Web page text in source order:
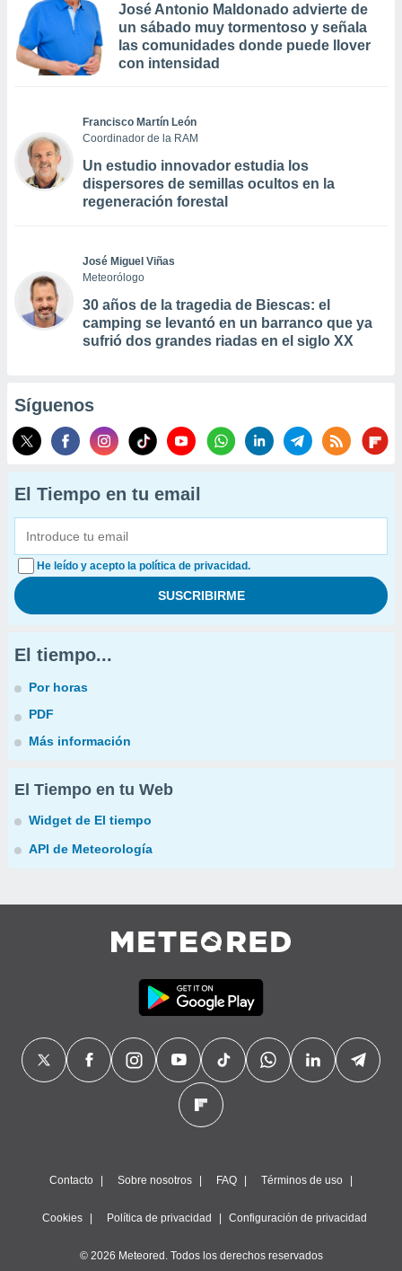
José Antonio Maldonado advierte de
un sábado muy tormentoso y señala
las comunidades donde puede llover
con intensidad
Francisco Martín León
Coordinador de la RAM
Un estudio innovador estudia los
dispersores de semillas ocultos en la
regeneración forestal
José Miguel Viñas
Meteorólogo
30 años de la tragedia de Biescas: el
camping se levantó en un barranco que ya
sufrió dos grandes riadas en el siglo XX
Síguenos
El Tiempo en tu email
He leído y acepto la política de privacidad.
El tiempo...
Por horas
PDF
Más información
El Tiempo en tu Web
Widget de El tiempo
API de Meteorología
Contacto Sobre nosotros FAQ Términos de uso
Cookies Política de privacidad Configuración de privacidad
© 2026 Meteored. Todos los derechos reservados